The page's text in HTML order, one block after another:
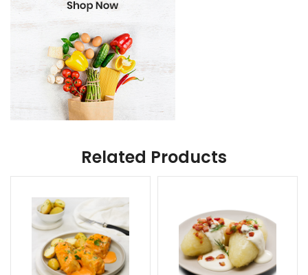
Related Products